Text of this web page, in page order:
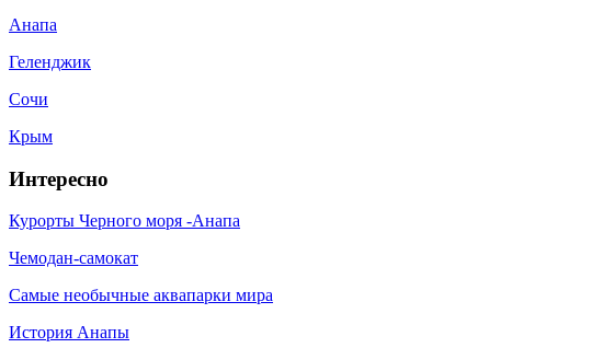
Анапа
Геленджик
Сочи
Крым
Интересно
Курорты Черного моря -Анапа
Чемодан-самокат
Самые необычные аквапарки мира
История Анапы